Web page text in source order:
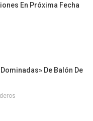
En Próxima Fecha
De Balón De